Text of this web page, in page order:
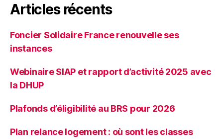
Articles récents
Foncier Solidaire France renouvelle ses
instances
Webinaire SIAP et rapport d’activité 2025 avec
la DHUP
Plafonds d’éligibilité au BRS pour 2026
Plan relance logement : où sont les classes